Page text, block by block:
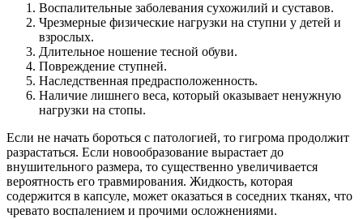
Воспалительные заболевания сухожилий и суставов.
Чрезмерные физические нагрузки на ступни у детей и
взрослых.
Длительное ношение тесной обуви.
Повреждение ступней.
Наследственная предрасположенность.
Наличие лишнего веса, который оказывает ненужную
нагрузки на стопы.
Если не начать бороться с патологией, то гигрома продолжит
разрастаться. Если новообразование вырастает до
внушительного размера, то существенно увеличивается
вероятность его травмирования. Жидкость, которая
содержится в капсуле, может оказаться в соседних тканях, что
чревато воспалением и прочими осложнениями.